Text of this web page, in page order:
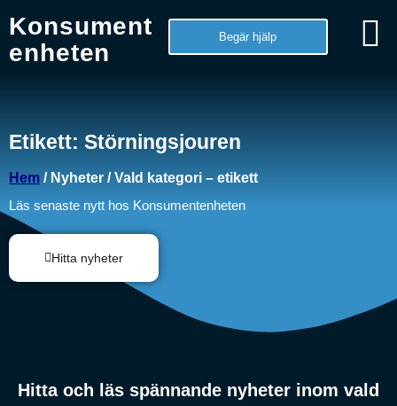
Konsument
enheten
Begär hjälp
Etikett: Störningsjouren
Hem / Nyheter / Vald kategori – etikett
Läs senaste nytt hos Konsumentenheten
Hitta nyheter
Hitta och läs spännande nyheter inom vald